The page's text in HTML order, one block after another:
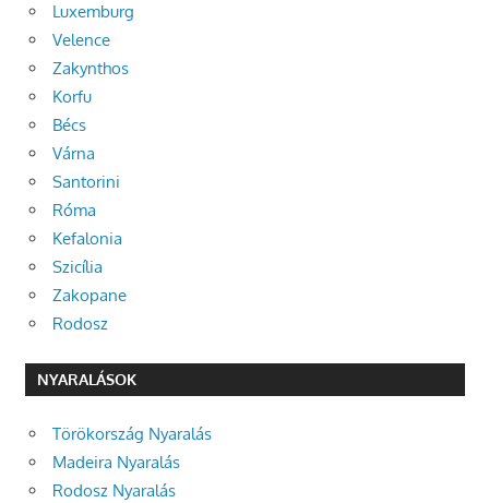
Luxemburg
Velence
Zakynthos
Korfu
Bécs
Várna
Santorini
Róma
Kefalonia
Szicília
Zakopane
Rodosz
NYARALÁSOK
Törökország Nyaralás
Madeira Nyaralás
Rodosz Nyaralás